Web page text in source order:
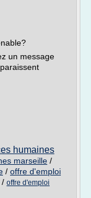
un message
humaines
marseille /
/ offre d'emploi
/ offre d'emploi